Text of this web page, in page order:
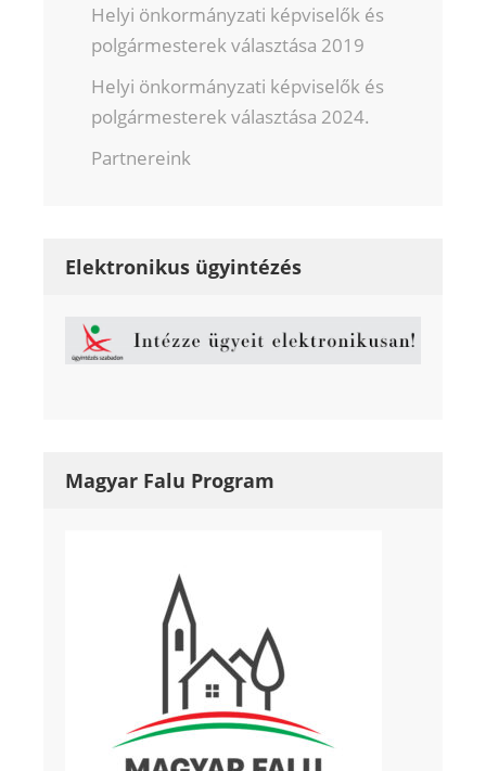
Helyi önkormányzati képviselők és
polgármesterek választása 2019
Helyi önkormányzati képviselők és
polgármesterek választása 2024.
Partnereink
Elektronikus ügyintézés
Magyar Falu Program